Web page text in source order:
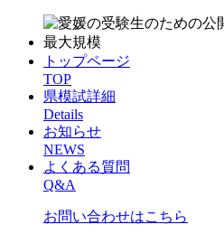
トップページ
TOP
県模試詳細
Details
お知らせ
NEWS
よくある質問
Q&A
お問い合わせはこちら